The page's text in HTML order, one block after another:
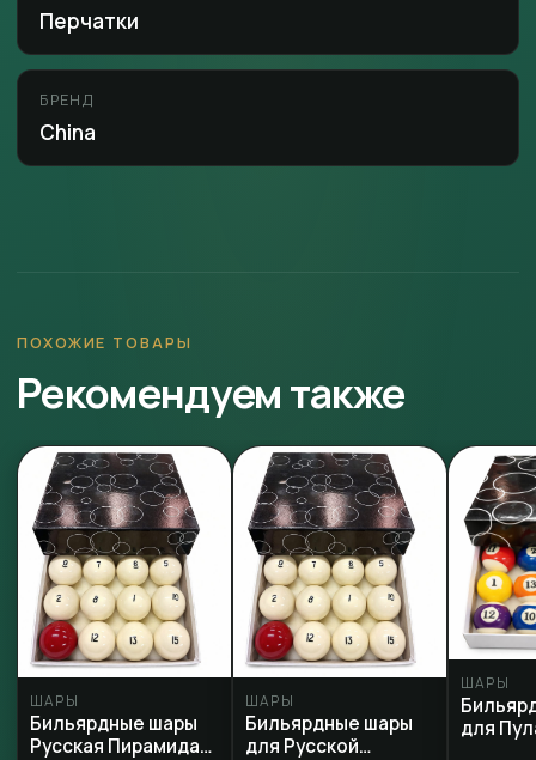
Перчатки
БРЕНД
China
ПОХОЖИЕ ТОВАРЫ
Рекомендуем также
ШАРЫ
Бильярдные шары
Русская Пирамида
ШАРЫ
Бильярдные шары
для Русской
ШАРЫ
для